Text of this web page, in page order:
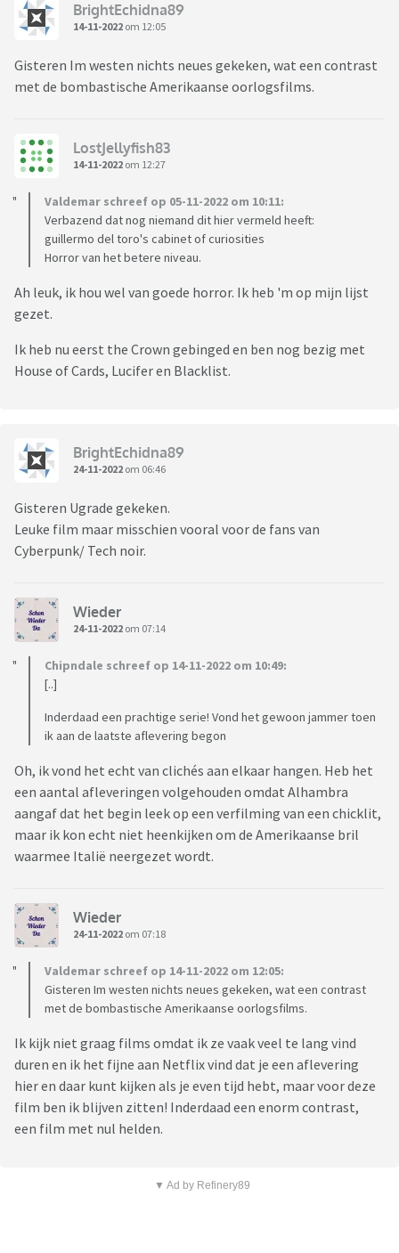
BrightEchidna89
14-11-2022 om 12:05
Gisteren Im westen nichts neues gekeken, wat een contrast
met de bombastische Amerikaanse oorlogsfilms.
LostJellyfish83
14-11-2022 om 12:27
Valdemar schreef op 05-11-2022 om 10:11:
Verbazend dat nog niemand dit hier vermeld heeft:
guillermo del toro's cabinet of curiosities
Horror van het betere niveau.
Ah leuk, ik hou wel van goede horror. Ik heb 'm op mijn lijst
gezet.
Ik heb nu eerst the Crown gebinged en ben nog bezig met
House of Cards, Lucifer en Blacklist.
BrightEchidna89
24-11-2022 om 06:46
Gisteren Ugrade gekeken.
Leuke film maar misschien vooral voor de fans van
Cyberpunk/ Tech noir.
Wieder
24-11-2022 om 07:14
Chipndale schreef op 14-11-2022 om 10:49:
[..]
Inderdaad een prachtige serie! Vond het gewoon jammer toen
ik aan de laatste aflevering begon
Oh, ik vond het echt van clichés aan elkaar hangen. Heb het
een aantal afleveringen volgehouden omdat Alhambra
aangaf dat het begin leek op een verfilming van een chicklit,
maar ik kon echt niet heenkijken om de Amerikaanse bril
waarmee Italië neergezet wordt.
Wieder
24-11-2022 om 07:18
Valdemar schreef op 14-11-2022 om 12:05:
Gisteren Im westen nichts neues gekeken, wat een contrast
met de bombastische Amerikaanse oorlogsfilms.
Ik kijk niet graag films omdat ik ze vaak veel te lang vind
duren en ik het fijne aan Netflix vind dat je een aflevering
hier en daar kunt kijken als je even tijd hebt, maar voor deze
film ben ik blijven zitten! Inderdaad een enorm contrast,
een film met nul helden.
▼ Ad by Refinery89